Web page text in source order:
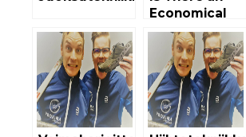
Economical
Running
Technique?